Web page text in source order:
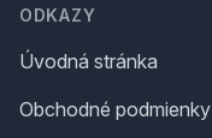
ODKAZY
Úvodná stránka
Obchodné podmienky